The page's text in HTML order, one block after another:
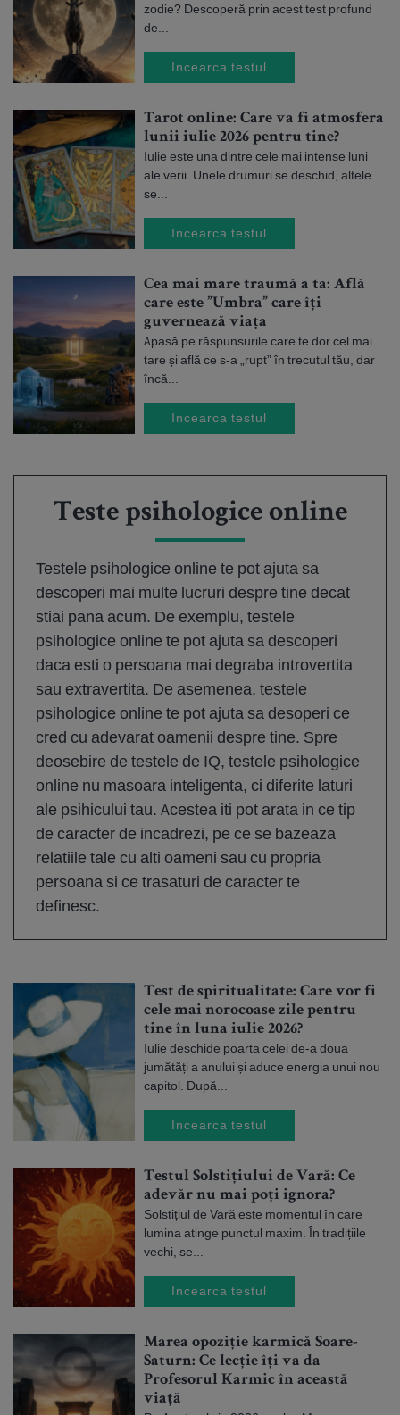
zodie? Descoperă prin acest test profund
de...
Incearca testul
Tarot online: Care va fi atmosfera
lunii iulie 2026 pentru tine?
Iulie este una dintre cele mai intense luni
ale verii. Unele drumuri se deschid, altele
se...
Incearca testul
Cea mai mare traumă a ta: Află
care este ”Umbra” care îți
guvernează viața
Apasă pe răspunsurile care te dor cel mai
tare și află ce s-a „rupt” în trecutul tău, dar
încă...
Incearca testul
Teste psihologice online
Testele psihologice online te pot ajuta sa
descoperi mai multe lucruri despre tine decat
stiai pana acum. De exemplu, testele
psihologice online te pot ajuta sa descoperi
daca esti o persoana mai degraba introvertita
sau extravertita. De asemenea, testele
psihologice online te pot ajuta sa desoperi ce
cred cu adevarat oamenii despre tine. Spre
deosebire de testele de IQ, testele psihologice
online nu masoara inteligenta, ci diferite laturi
ale psihicului tau. Acestea iti pot arata in ce tip
de caracter de incadrezi, pe ce se bazeaza
relatiile tale cu alti oameni sau cu propria
persoana si ce trasaturi de caracter te
definesc.
Test de spiritualitate: Care vor fi
cele mai norocoase zile pentru
tine în luna iulie 2026?
Iulie deschide poarta celei de-a doua
jumătăți a anului și aduce energia unui nou
capitol. După...
Incearca testul
Testul Solstițiului de Vară: Ce
adevăr nu mai poți ignora?
Solstițiul de Vară este momentul în care
lumina atinge punctul maxim. În tradițiile
vechi, se...
Incearca testul
Marea opoziție karmică Soare-
Saturn: Ce lecție îți va da
Profesorul Karmic în această
viață